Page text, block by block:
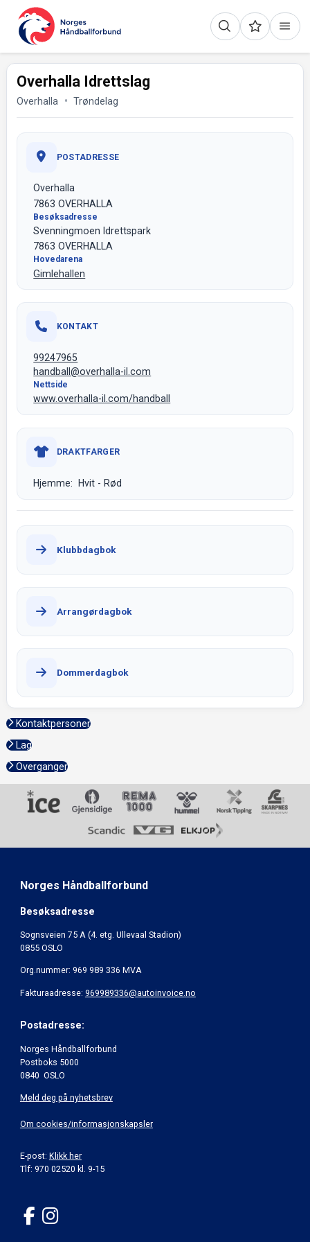
Overhalla Idrettslag
Overhalla Trøndelag
POSTADRESSE
Overhalla
7863 OVERHALLA
Besøksadresse
Svenningmoen Idrettspark
7863 OVERHALLA
Hovedarena
Gimlehallen
KONTAKT
99247965
handball@overhalla-il.com
Nettside
www.overhalla-il.com/handball
DRAKTFARGER
Hjemme: Hvit - Rød
Klubbdagbok
Arrangørdagbok
Dommerdagbok
Kontaktpersoner
Lag
Overganger
Norges Håndballforbund
Besøksadresse
Sognsveien 75 A (4. etg. Ullevaal Stadion)
0855 OSLO
Org.nummer: 969 989 336 MVA
Fakturaadresse: 969989336@autoinvoice.no
Postadresse:
Norges Håndballforbund
Postboks 5000
0840 OSLO
Meld deg på nyhetsbrev
Om cookies/informasjonskapsler
E-post: Klikk her
Tlf: 970 02520 kl. 9-15